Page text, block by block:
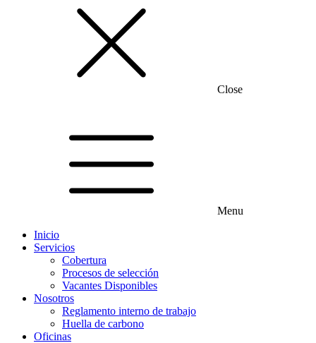
Close
Menu
Inicio
Servicios
Cobertura
Procesos de selección
Vacantes Disponibles
Nosotros
Reglamento interno de trabajo
Huella de carbono
Oficinas